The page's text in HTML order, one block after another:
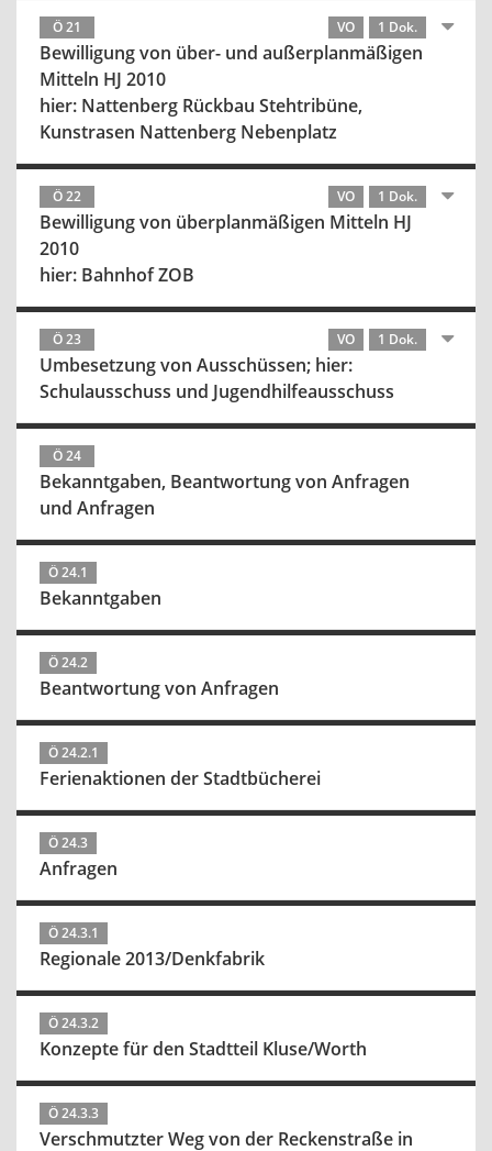
Ö 21 VO 1 Dok.
Bewilligung von über- und außerplanmäßigen
Mitteln HJ 2010
hier: Nattenberg Rückbau Stehtribüne,
Kunstrasen Nattenberg Nebenplatz
Ö 22 VO 1 Dok.
Bewilligung von überplanmäßigen Mitteln HJ
2010
hier: Bahnhof ZOB
Ö 23 VO 1 Dok.
Umbesetzung von Ausschüssen; hier:
Schulausschuss und Jugendhilfeausschuss
Ö 24
Bekanntgaben, Beantwortung von Anfragen
und Anfragen
Ö 24.1
Bekanntgaben
Ö 24.2
Beantwortung von Anfragen
Ö 24.2.1
Ferienaktionen der Stadtbücherei
Ö 24.3
Anfragen
Ö 24.3.1
Regionale 2013/Denkfabrik
Ö 24.3.2
Konzepte für den Stadtteil Kluse/Worth
Ö 24.3.3
Verschmutzter Weg von der Reckenstraße in